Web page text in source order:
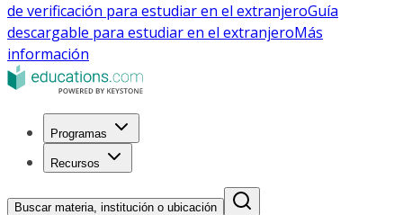
de verificación para estudiar en el extranjeroGuía
descargable para estudiar en el extranjeroMás
información
Programas
Recursos
Buscar materia, institución o ubicación